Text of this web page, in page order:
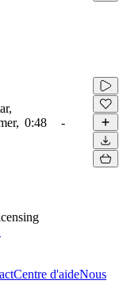
0:48 -
Centre d'aideNous